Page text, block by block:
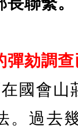
彈劾調
國會山
。過去